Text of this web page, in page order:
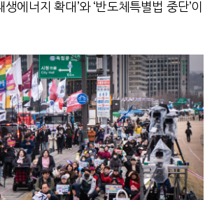
에너지 확대’와 ‘반도체특별법 중단’이